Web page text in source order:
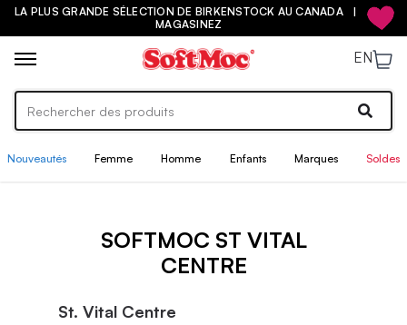
LA PLUS GRANDE SÉLECTION DE BIRKENSTOCK AU CANADA |
MAGASINEZ
EN
Nouveautés Femme Homme Enfants Marques Soldes
SOFTMOC ST VITAL
CENTRE
St. Vital Centre